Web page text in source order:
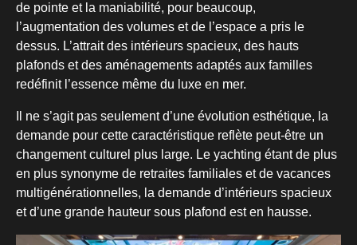
de pointe et la maniabilité, pour beaucoup,
l’augmentation des volumes et de l’espace a pris le
dessus. L’attrait des intérieurs spacieux, des hauts
plafonds et des aménagements adaptés aux familles
redéfinit l’essence même du luxe en mer.
Il ne s’agit pas seulement d’une évolution esthétique, la
demande pour cette caractéristique reflète peut-être un
changement culturel plus large. Le yachting étant de plus
en plus synonyme de retraites familiales et de vacances
multigénérationnelles, la demande d’intérieurs spacieux
et d’une grande hauteur sous plafond est en hausse.